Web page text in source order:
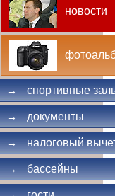
новости
→ спортивные
→ документы
→ налоговый
→ бассейны